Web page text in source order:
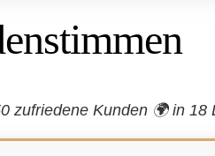
zufriedene Kunden 🌍 in 18